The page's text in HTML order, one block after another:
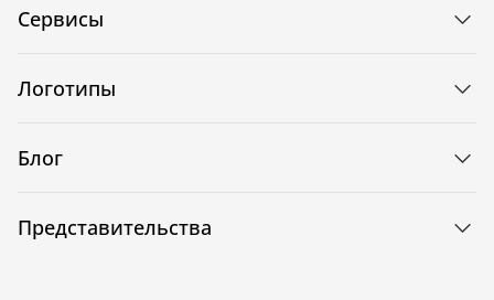
Сервисы
Логотипы
Блог
Представительства